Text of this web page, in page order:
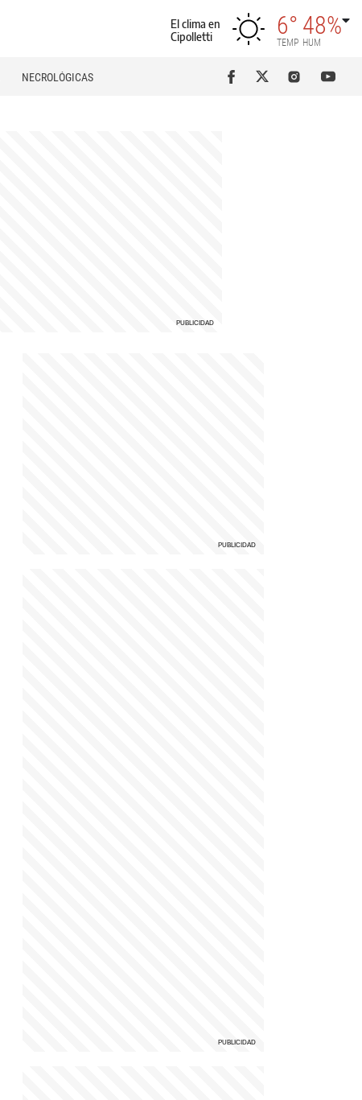
El clima en
Cipolletti
6°
TEMP
48%
HUM
NECROLÓGICAS